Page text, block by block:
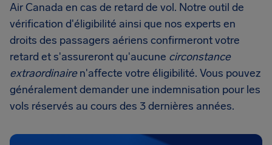
Air Canada en cas de retard de vol. Notre outil de
vérification d'éligibilité ainsi que nos experts en
droits des passagers aériens confirmeront votre
retard et s'assureront qu'aucune circonstance
extraordinairen'affecte votre éligibilité. Vous pouvez
généralement demander une indemnisation pour les
vols réservés au cours des 3 dernières années.